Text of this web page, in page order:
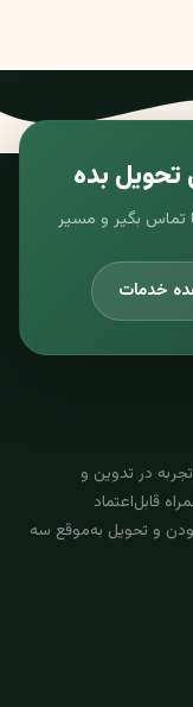
تحویل بده
تماس بگیر و مسیر
خدمات
با بیش از ۱۰ سال تجربه در تدوین و
قابل‌اعتماد
و تحویل به‌موقع سه